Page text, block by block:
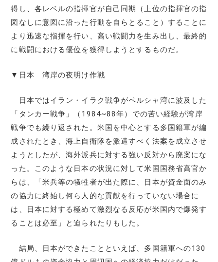
得し、各レベルの指揮官が自己同期（上位の指揮官の指
図なしに意図に沿った行動を自らとること）することに
より迅速な指揮を行い、高い戦闘力を生み出し、最終的
に戦闘における優位を獲得しようとするものだ。
▼日本 湾岸の夜明け作戦
日本ではイラン・イラク戦争がペルシャ湾に波及した
「タンカー戦争」（1984~88年）での苦い経験が湾岸
戦争でも繰り返された。米国を中心とする多国籍軍が編
成されたとき、海上自衛隊を派遣すべく法案を成立させ
ようとしたが、海外派兵に対する強い反対から廃案にな
った。このような日本の状況に対して米国国務省高官か
らは、「米兵等の犠牲者が出た際に、日本が資金面のみ
の協力に終始し何ら人的な貢献を行っていない場合に
は、日本に対する極めて激烈なる反応が米国内で爆発す
ることは必至」と迫られたりもした。
結局、日本ができたことといえば、多国籍軍への130